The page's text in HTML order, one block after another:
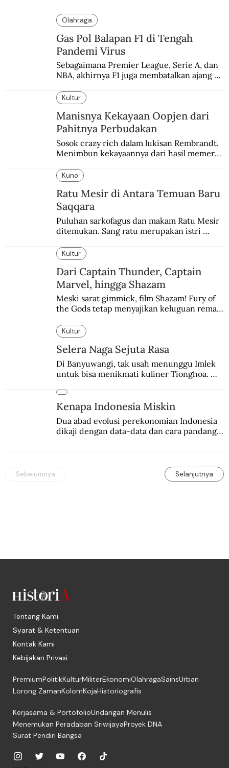
Olahraga
Gas Pol Balapan F1 di Tengah
Pandemi Virus
Sebagaimana Premier League, Serie A, dan
NBA, akhirnya F1 juga membatalkan ajang
enam dekade lampau.
Kultur
Manisnya Kekayaan Oopjen dari
Pahitnya Perbudakan
Sosok crazy rich dalam lukisan Rembrandt.
Menimbun kekayaannya dari hasil memeras
Kuno
Ratu Mesir di Antara Temuan Baru
Saqqara
Puluhan sarkofagus dan makam Ratu Mesir
ditemukan. Sang ratu merupakan istri
sebelumnya keberadaannya tak pernah
diketahui.
Kultur
Dari Captain Thunder, Captain
Marvel, hingga Shazam
Meski sarat gimmick, film Shazam! Fury of
the Gods tetap menyajikan keluguan remaja
Yunani.
Kultur
Selera Naga Sejuta Rasa
Di Banyuwangi, tak usah menunggu Imlek
untuk bisa menikmati kuliner Tionghoa.
pekan.
Kenapa Indonesia Miskin
Dua abad evolusi perekonomian Indonesia
dikaji dengan data-data dan cara pandang
Sebelumnya Selanjutnya
Tentang Kami
Syarat & Ketentuan
Kontak Kami
Kebijakan Privasi
PremiumPolitikKulturMiliterEkonomiOlahragaSainsUrban
Lorong ZamanKolomKojaHistoriografis
Kerjasama & PortofolioUndangan Menulis
Menemukan Peradaban SriwijayaProyek DNA
Surat Pendiri Bangsa